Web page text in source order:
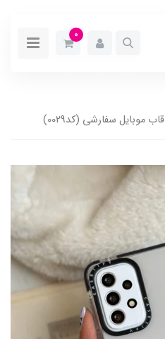
0
قاب موبایل سفارشی (کد0029)